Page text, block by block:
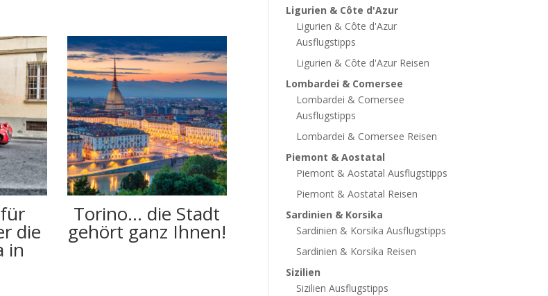
die
in
Torino… die Stadt
gehört ganz Ihnen!
Ligurien & Côte d'Azur
Ligurien & Côte d'Azur
Ausflugstipps
Ligurien & Côte d'Azur Reisen
Lombardei & Comersee
Lombardei & Comersee
Ausflugstipps
Lombardei & Comersee Reisen
Piemont & Aostatal
Piemont & Aostatal Ausflugstipps
Piemont & Aostatal Reisen
Sardinien & Korsika
Sardinien & Korsika Ausflugstipps
Sardinien & Korsika Reisen
Sizilien
Sizilien Ausflugstipps